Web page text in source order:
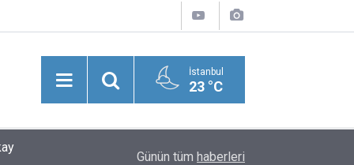
İstanbul
23 °C
Şevket Bülend Yahnici Yazdı: Bir Zamanlar Söz
Günün tüm haberleri